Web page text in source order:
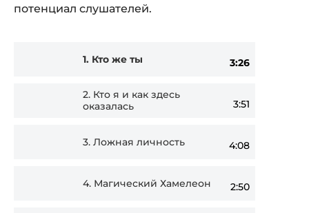
потенциал слушателей.
1. Кто же ты 3:26
2. Кто я и как здесь
оказалась
3:51
3. Ложная личность 4:08
4. Магический Хамелеон 2:50